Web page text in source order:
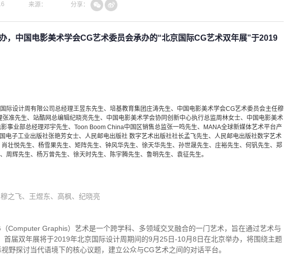
来源： 分享：
，中国电影美术学会CG艺术委员会承办的“北京国际CG艺术双年展”于2019
际设计周有限公司总经理王昱东先生、培基教育集团庄涛先生、中国电影美术学会CG艺术委员会主任穆
准先生、站酷网总编辑纪晓亮先生、中国电影美术学会协同创新中心执行总监周林女士、中国电影美术
事业部总经理邓宇先生、Toon Boom China中国区销售总监张一鸣先生、MANA全球新媒体艺术平台产
子工业出版社张艳芳女士、人民邮电出版社 数字艺术出版社社长孟飞先生、人民邮电出版社数字艺术
壮悦先生、杨雪果先生、矩阵先生、钟风华先生、徐天华先生、孙世晟先生、庄裕先生、何钒先生、郑
周辉先生、杨万曾先生、徐天时先生、陈宇腾先生、鲁明先生、 袁征先生。
穆之飞、 王煜东、 高枫 、 纪晓亮
Computer Graphis）艺术是一个跨学科、多领域交叉融合的一门艺术，旨在通过艺术与
届双年展将于2019年北京国际设计周期间的9月25日-10月8日在北京举办，将围绕主题
野探讨当代语境下的核心议题，建立公众与CG艺术之间的对话平台。